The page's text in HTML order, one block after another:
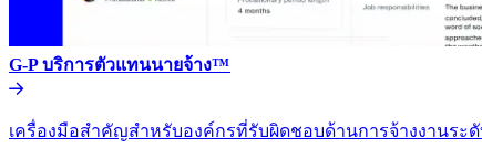
G-P บริการตัวแทนนายจ้าง™​​
เครื่องมือสำคัญสำหรับองค์กรที่รับผิดชอบด้านการจ้างงานระดับ